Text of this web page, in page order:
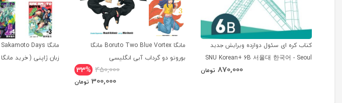
کتاب کره ای سئول دوازده ویرایش جدید
SNU Korean+ 6B 서울대 한국어 - Seoul
870,000 تومان
مانگا Boruto Two Blue Vortex مانگا
بوروتو دو گرداب آبی انگلیسی
33% 450,000
300,000 تومان
زبان ژاپنی ( خرید